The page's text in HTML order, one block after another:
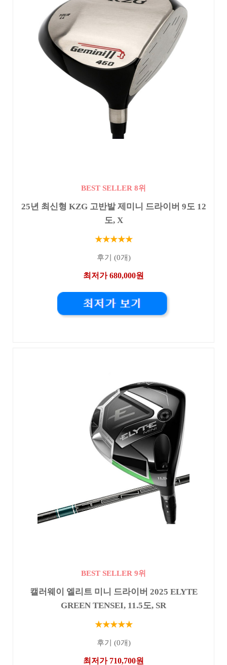
BEST SELLER 8위
25년 최신형 KZG 고반발 제미니 드라이버 9도 12
도, X
★★★★★
후기 (0개)
최저가 680,000원
BEST SELLER 9위
캘러웨이 엘리트 미니 드라이버 2025 ELYTE
GREEN TENSEI, 11.5도, SR
★★★★★
후기 (0개)
최저가 710,700원